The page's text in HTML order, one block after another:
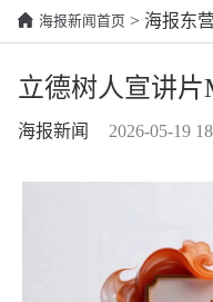
海报新闻首页 > 海报东营
立德树人宣讲片
海报新闻 2026-05-19